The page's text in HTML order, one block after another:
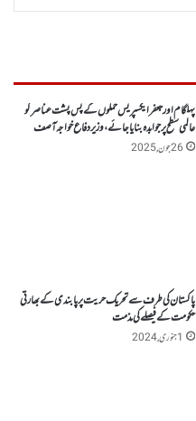
پہلگام اورجعفر ایکسپریس حملوں کے پس پشت عناصر کو
عالمی سطح پر جوابدہ بنایا جائے، وزیر دفاع خواجہ آصف
26 جون, 2025
پاکستان کی طرف سے تحریک حریت پر پابندی کے بھارتی
حکومت کے فیصلے کی مذمت
1 جنوری, 2024